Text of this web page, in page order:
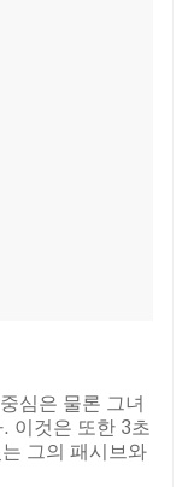
심은 물론 그녀
이것은 또한 3초
그의 패시브와